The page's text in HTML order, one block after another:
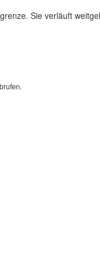
Sie verläuft